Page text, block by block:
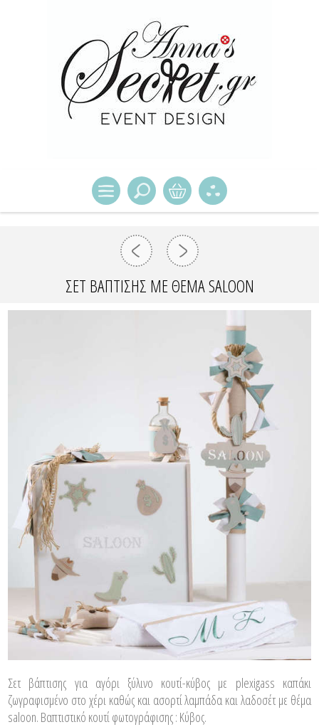
ΣΕΤ ΒΑΠΤΙΣΗΣ ΜΕ ΘΕΜΑ SALOON
Σετ βάπτισης για αγόρι ξύλινο κουτί-κύβος με plexigass καπάκι
ζωγραφισμένο στο χέρι καθώς και ασορτί λαμπάδα και λαδοσέτ με θέμα
saloon. Βαπτιστικό κουτί φωτογράφισης : Κύβος.